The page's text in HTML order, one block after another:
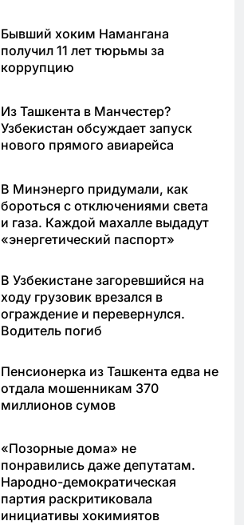
Бывший хоким Намангана
получил 11 лет тюрьмы за
коррупцию
Из Ташкента в Манчестер?
Узбекистан обсуждает запуск
нового прямого авиарейса
В Минэнерго придумали, как
бороться с отключениями света
и газа. Каждой махалле выдадут
«энергетический паспорт»
В Узбекистане загоревшийся на
ходу грузовик врезался в
ограждение и перевернулся.
Водитель погиб
Пенсионерка из Ташкента едва не
отдала мошенникам 370
миллионов сумов
«Позорные дома» не
понравились даже депутатам.
Народно-демократическая
партия раскритиковала
инициативы хокимиятов